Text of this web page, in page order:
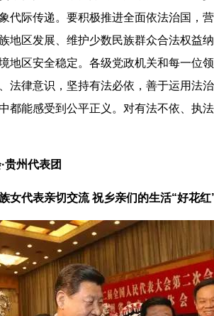
代际传递。要积极推进全面依法治国，
地区发展、维护少数民族群众合法权益
地区安全稳定。各级党政机关和每一位
法律意识，坚持有法必依，善于运用法
都能感受到公平正义。对有法不依、执
贵州代表团
女代表亲切交流 祝乡亲们的生活“好花红